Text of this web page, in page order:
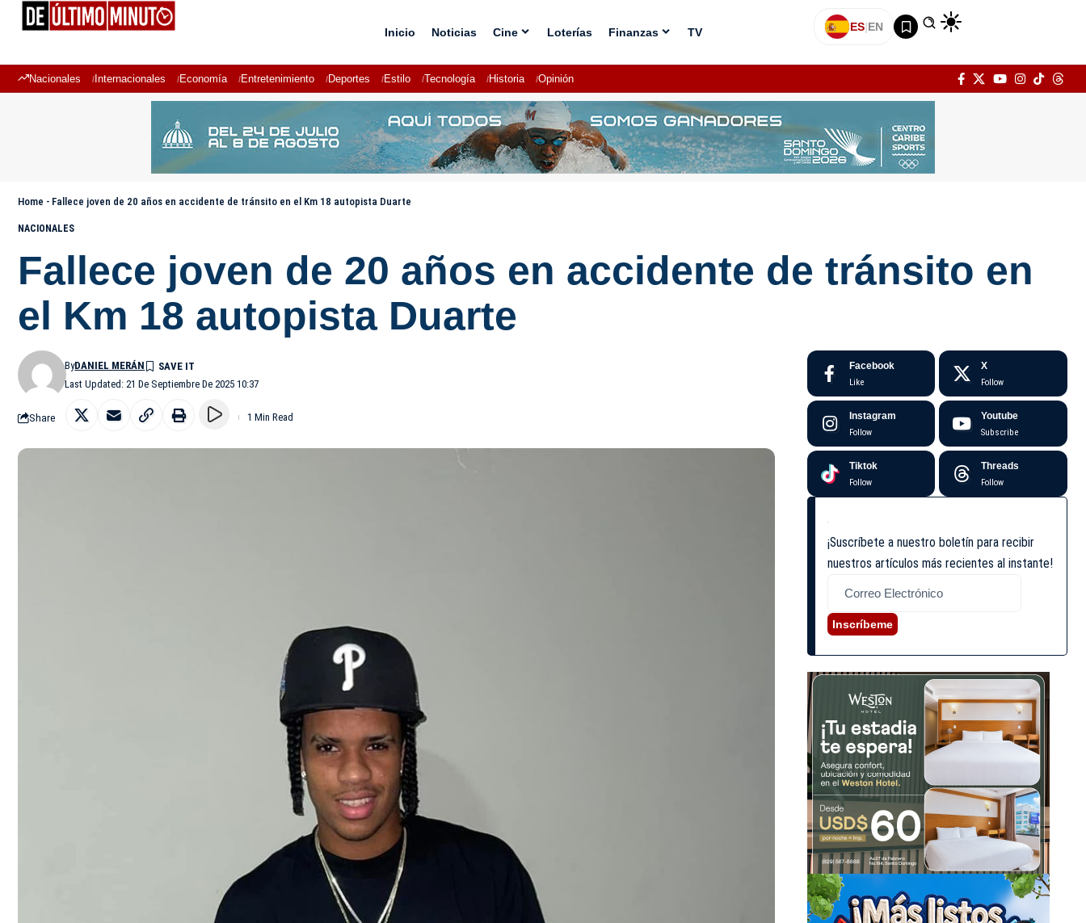
Inicio Noticias Cine Loterías Finanzas TV ES|EN
Nacionales Internacionales Economía Entretenimiento Deportes Estilo Tecnología Historia Opinión
Home - Fallece joven de 20 años en accidente de tránsito en el Km 18 autopista Duarte
NACIONALES
Fallece joven de 20 años en accidente de tránsito en
el Km 18 autopista Duarte
Last Updated: 21 De Septiembre De 2025 10:37
ByDANIEL MERÁN
Share 1 Min Read
Facebook
Like
X
Follow
Instagram
Follow
Youtube
Subscribe
Tiktok
Follow
Threads
Follow
¡Suscríbete a nuestro boletín para recibir
nuestros artículos más recientes al instante!
Inscríbeme